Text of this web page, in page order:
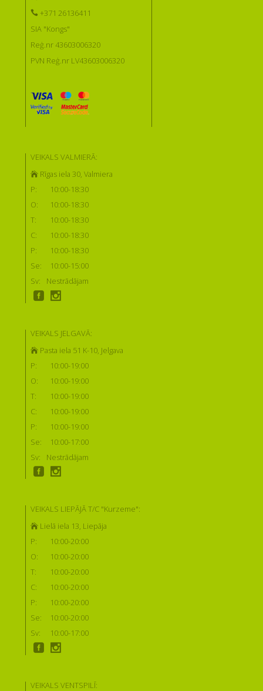
+371 26136411
SIA "Kongs"
Reģ.nr 43603006320
PVN Reģ.nr LV43603006320
VEIKALS VALMIERĀ:
Rīgas iela 30, Valmiera
P:
10:00-18:30
O:
10:00-18:30
T:
10:00-18:30
C:
10:00-18:30
P:
10:00-18:30
Se:
10:00-15:00
Sv:
Nestrādājam
VEIKALS JELGAVĀ:
Pasta iela 51 K-10, Jelgava
P:
10:00-19:00
O:
10:00-19:00
T:
10:00-19:00
C:
10:00-19:00
P:
10:00-19:00
Se:
10:00-17:00
Sv:
Nestrādājam
VEIKALS LIEPĀJĀ T/C "Kurzeme":
Lielā iela 13, Liepāja
P:
10:00-20:00
O:
10:00-20:00
T:
10:00-20:00
C:
10:00-20:00
P:
10:00-20:00
Se:
10:00-20:00
Sv:
10:00-17:00
VEIKALS VENTSPILĪ: